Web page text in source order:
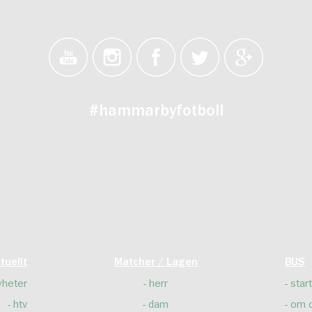
#hammarbyfotboll
htv
Matcher / Lagen
herr
dam
BUS
start
om